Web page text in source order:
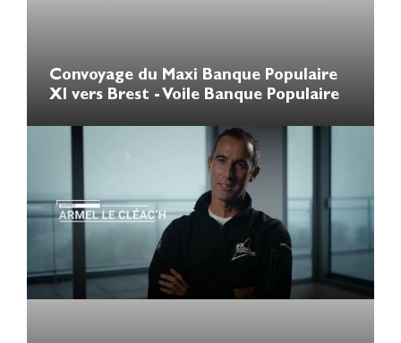
Convoyage du Maxi Banque Populaire
XI vers Brest - Voile Banque Populaire